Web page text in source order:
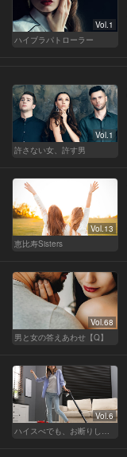
Vol.1
ハイブラパトローラー
Vol.1
許さない女、許す男
Vol.13
恵比寿Sisters
Vol.68
男と女の答えあわせ【Q】
Vol.6
ハイスぺでも、お断りします！